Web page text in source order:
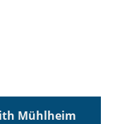
Mühlheim